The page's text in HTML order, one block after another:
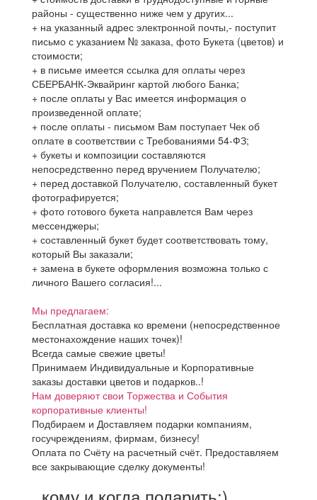
районы - существенно ниже чем у других...
+ на указанный адрес электронной почты,- поступит
письмо с указанием № заказа, фото Букета (цветов) и
стоимости;
+ в письме имеется ссылка для оплаты через
СБЕРБАНК-Эквайринг картой любого Банка;
+ после оплаты у Вас имеется информация о
произведенной оплате;
+ после оплаты - письмом Вам поступает Чек об
оплате в соответствии с Требованиями 54-ФЗ;
+ букеты и композиции составляются
непосредственно перед вручением Получателю;
+ перед доставкой Получателю, составленный букет
фотографируется;
+ фото готового букета направлется Вам через
мессенджеры;
+ составленный букет будет соответствовать тому,
который Вы заказали;
+ замена в букете оформления возможна только с
личного Вашего согласия!...
Мы предлагаем:
Бесплатная доставка ко времени (непосредственное
местонахождение наших точек)!
Всегда самые свежие цветы!
Принимаем Индивидуальные и Корпоративные
заказы доставки цветов и подарков..!
Нам доверяют свои Торжества и События
корпоративные клиенты!
Подбираем и Доставляем подарки компаниям,
госучреждениям, фирмам, бизнесу!
Оплата по Счёту на расчетный счёт. Предоставляем
все закрывающие сделку документы!